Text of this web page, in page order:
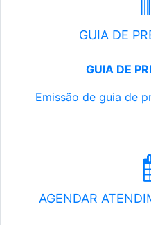
GUIA DE
GUIA DE
Emissão de guia de
AGENDAR